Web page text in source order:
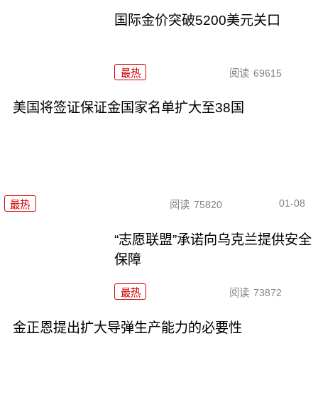
国际金价突破5200美元关口
最热 阅读 69615
美国将签证保证金国家名单扩大至38国
最热 阅读 75820 01-08
“志愿联盟”承诺向乌克兰提供安全
保障
最热 阅读 73872
金正恩提出扩大导弹生产能力的必要性